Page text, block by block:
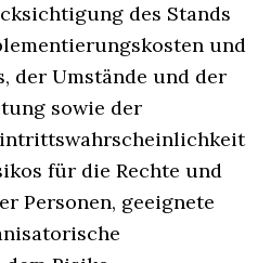
des Stands
und
der Umstände und der
sowie der
für die Rechte und
Personen, geeignete